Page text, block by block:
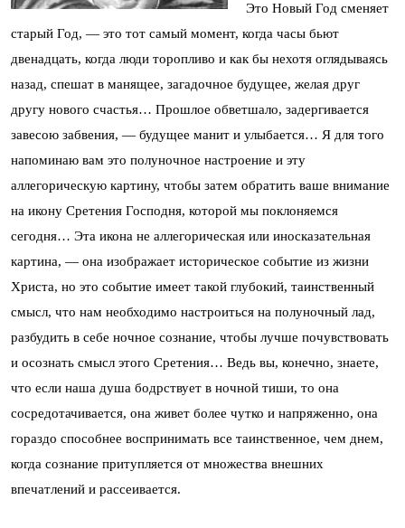
Это Новый Год сменяет
старый Год, — это тот самый момент, когда часы бьют
двенадцать, когда люди торопливо и как бы нехотя оглядываясь
назад, спешат в манящее, загадочное будущее, желая друг
другу нового счастья… Прошлое обветшало, задергивается
завесою забвения, — будущее манит и улыбается… Я для того
напоминаю вам это полуночное настроение и эту
аллегорическую картину, чтобы затем обратить ваше внимание
на икону Сретения Господня, которой мы поклоняемся
сегодня… Эта икона не аллегорическая или иносказательная
картина, — она изображает историческое событие из жизни
Христа, но это событие имеет такой глубокий, таинственный
смысл, что нам необходимо настроиться на полуночный лад,
разбудить в себе ночное сознание, чтобы лучше почувствовать
и осознать смысл этого Сретения… Ведь вы, конечно, знаете,
что если наша душа бодрствует в ночной тиши, то она
сосредотачивается, она живет более чутко и напряженно, она
гораздо способнее воспринимать все таинственное, чем днем,
когда сознание притупляется от множества внешних
впечатлений и рассеивается.